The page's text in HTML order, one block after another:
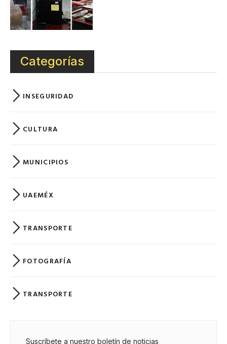
Categorías
INSEGURIDAD
CULTURA
MUNICIPIOS
UAEMÉX
TRANSPORTE
FOTOGRAFÍA
TRANSPORTE
Suscríbete a nuestro boletín de noticias